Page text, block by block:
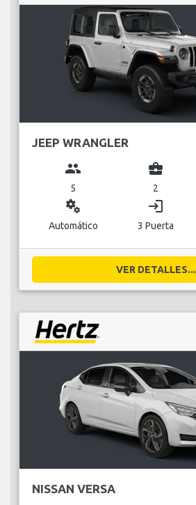
JEEP WRANGLER
group
5
business_center
2
miscellaneous_services
Automático
login
3 Puerta
VER DETALLES...
NISSAN VERSA